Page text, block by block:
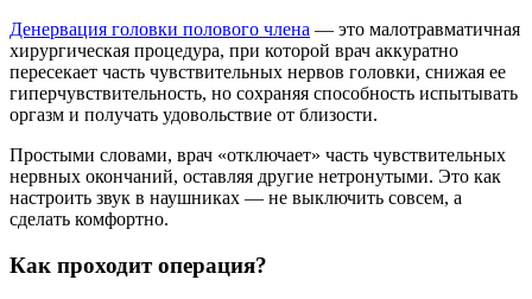
Денервация головки полового члена — это малотравматичная
хирургическая процедура, при которой врач аккуратно
пересекает часть чувствительных нервов головки, снижая ее
гиперчувствительность, но сохраняя способность испытывать
оргазм и получать удовольствие от близости.
Простыми словами, врач «отключает» часть чувствительных
нервных окончаний, оставляя другие нетронутыми. Это как
настроить звук в наушниках — не выключить совсем, а
сделать комфортно.
Как проходит операция?